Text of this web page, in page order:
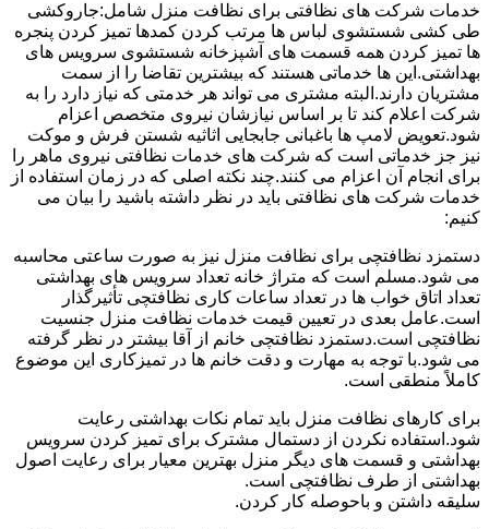
خدمات شرکت های نظافتی برای نظافت منزل شامل:جاروکشی
طی کشی شستشوی لباس ها مرتب کردن کمدها تمیز کردن پنجره
ها تمیز کردن همه قسمت های آشپزخانه شستشوی سرویس های
بهداشتی.این ها خدماتی هستند که بیشترین تقاضا را از سمت
مشتریان دارند.البته مشتری می تواند هر خدمتی که نیاز دارد را به
شرکت اعلام کند تا بر اساس نیازشان نیروی متخصص اعزام
شود.تعویض لامپ ها باغبانی جابجایی اثاثیه شستن فرش و موکت
نیز جز خدماتی است که شرکت های خدمات نظافتی نیروی ماهر را
برای انجام آن اعزام می کنند.چند نکته اصلی که در زمان استفاده از
خدمات شرکت های نظافتی باید در نظر داشته باشید را بیان می
کنیم:
دستمزد نظافتچی برای نظافت منزل نیز به صورت ساعتی محاسبه
می شود.مسلم است که متراژ خانه تعداد سرویس های بهداشتی
تعداد اتاق خواب ها در تعداد ساعات کاری نظافتچی تأثیرگذار
است.عامل بعدی در تعیین قیمت خدمات نظافت منزل جنسیت
نظافتچی است.دستمزد نظافتچی خانم از آقا بیشتر در نظر گرفته
می شود.با توجه به مهارت و دقت خانم ها در تمیزکاری این موضوع
کاملاً منطقی است.
برای کارهای نظافت منزل باید تمام نکات بهداشتی رعایت
شود.استفاده نکردن از دستمال مشترک برای تمیز کردن سرویس
بهداشتی و قسمت های دیگر منزل بهترین معیار برای رعایت اصول
بهداشتی از طرف نظافتچی است.
سلیقه داشتن و باحوصله کار کردن.